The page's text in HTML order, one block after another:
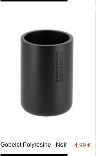
Gobelet Polyresine - Noir 4,99 €